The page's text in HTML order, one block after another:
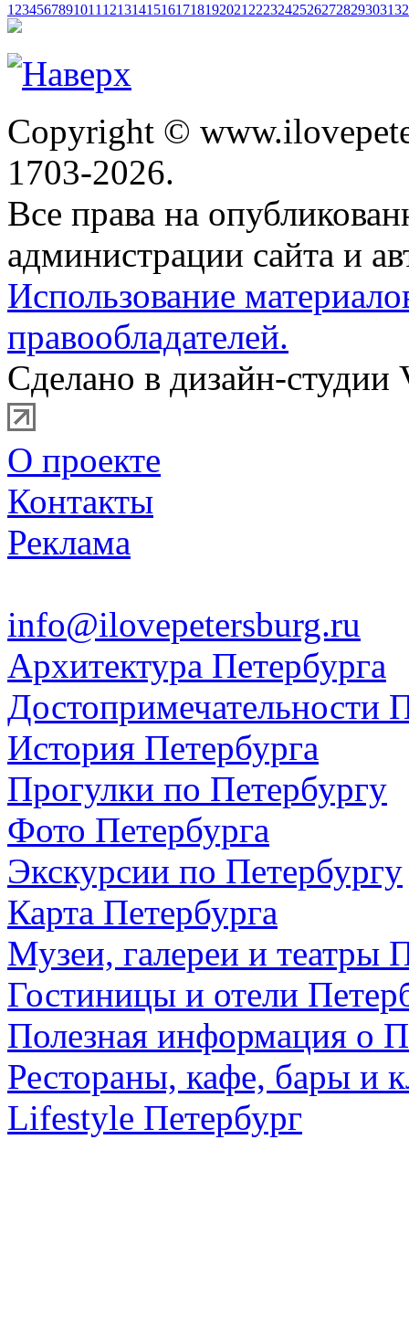
1 234567891011 12131415161718192021 2223242526272829303132
Copyright ©
1703-2026.
Все права на
администрации сайта и
Использование
правообладателей.
Сделано в дизайн-студии
О проекте
Контакты
Реклама
info@ilovepetersburg.ru
Архитектура Петербурга
Достопримечательности
История Петербурга
Прогулки по Петербургу
Фото Петербурга
Экскурсии по Петербургу
Карта Петербурга
Музеи, галереи и театры
Гостиницы и отели
Полезная информация о
Рестораны, кафе, бары и
Lifestyle Петербург